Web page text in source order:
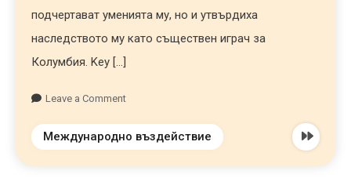
подчертават уменията му, но и утвърдиха
наследството му като съществен играч за
Колумбия. Key […]
Leave a Comment
Международно въздействие